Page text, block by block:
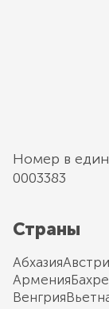
Номер в
0003383
Страны
Абхазия
Армения
Венгрия